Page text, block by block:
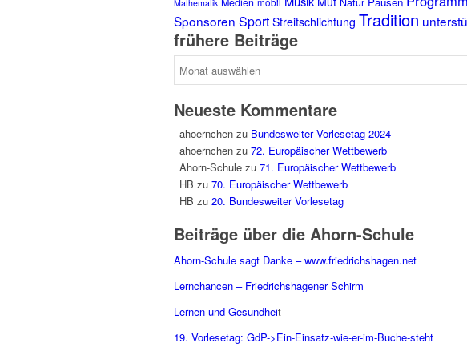
Mathematik
Sponsoren Sport Streitschlichtung Tradition
frühere Beiträge
Neueste Kommentare
ahoernchen zu Bundesweiter Vorlesetag 2024
ahoernchen zu 72. Europäischer Wettbewerb
Ahorn-Schule zu 71. Europäischer Wettbewerb
HB zu 70. Europäischer Wettbewerb
HB zu 20. Bundesweiter Vorlesetag
Beiträge über die Ahorn-Schule
Ahorn-Schule sagt Danke – www.friedrichshagen.net
Lernchancen – Friedrichshagener Schirm
Lernen und Gesundheit
19. Vorlesetag: GdP->Ein-Einsatz-wie-er-im-Buche-steht